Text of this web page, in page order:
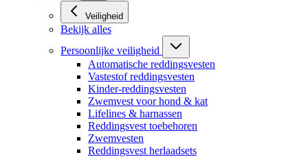
Veiligheid
Bekijk alles
Persoonlijke veiligheid
Automatische reddingsvesten
Vastestof reddingsvesten
Kinder-reddingsvesten
Zwemvest voor hond & kat
Lifelines & harnassen
Reddingsvest toebehoren
Zwemvesten
Reddingsvest herlaadsets